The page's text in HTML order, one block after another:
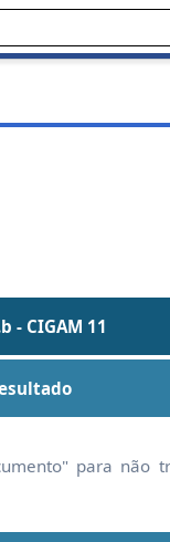
- CIGAM 11
para não